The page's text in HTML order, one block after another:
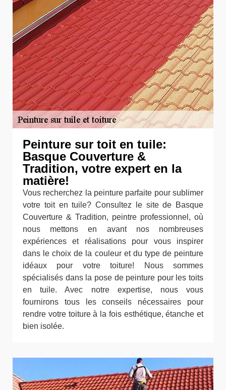
Peinture sur toit en tuile:
Basque Couverture &
Tradition, votre expert en la
matière!
Vous recherchez la peinture parfaite pour sublimer
votre toit en tuile? Consultez le site de Basque
Couverture & Tradition, peintre professionnel, où
nous mettons en avant nos nombreuses
expériences et réalisations pour vous inspirer
dans le choix de la couleur et du type de peinture
idéaux pour votre toiture! Nous sommes
spécialisés dans la pose de peinture pour les toits
en tuile. Avec notre expertise, nous vous
fournirons tous les conseils nécessaires pour
rendre votre toiture à la fois esthétique, étanche et
bien isolée.